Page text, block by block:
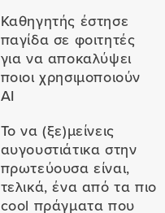
Καθηγητής έστησε
παγίδα σε φοιτητές
για να αποκαλύψει
ποιοι χρησιμοποιούν
AI
Το να (ξε)μείνεις
αυγουστιάτικα στην
πρωτεύουσα είναι,
τελικά, ένα από τα πιο
cool πράγματα που